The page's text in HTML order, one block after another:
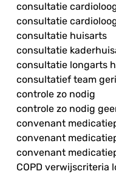
consultatie
consultatie
consultatie huisarts
consultatie
consultatie longarts
consultatief team
controle zo nodig
controle zo nodig
convenant
convenant
convenant
COPD verwijscriteria